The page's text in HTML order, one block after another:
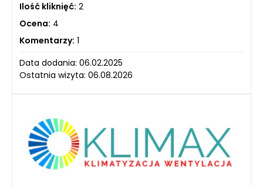
Ilość kliknięć: 2
Ocena: 4
Komentarzy: 1
Data dodania: 06.02.2025
Ostatnia wizyta: 06.08.2026